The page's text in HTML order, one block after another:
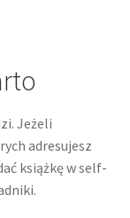
Jeżeli
adresujesz
książkę w self-